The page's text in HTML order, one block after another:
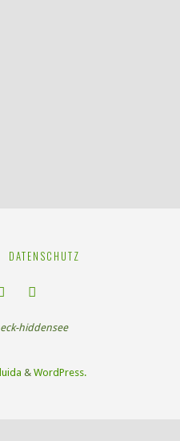
DATENSCHUTZ
hiddensee
& WordPress.